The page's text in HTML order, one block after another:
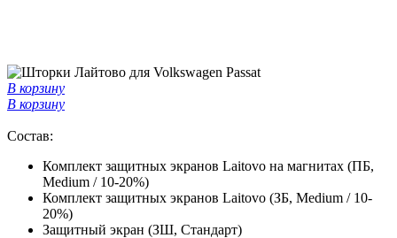
В корзину
В корзину
Состав:
Комплект защитных экранов Laitovo на магнитах (ПБ,
Medium / 10-20%)
Комплект защитных экранов Laitovo (ЗБ, Medium / 10-
20%)
Защитный экран (ЗШ, Стандарт)